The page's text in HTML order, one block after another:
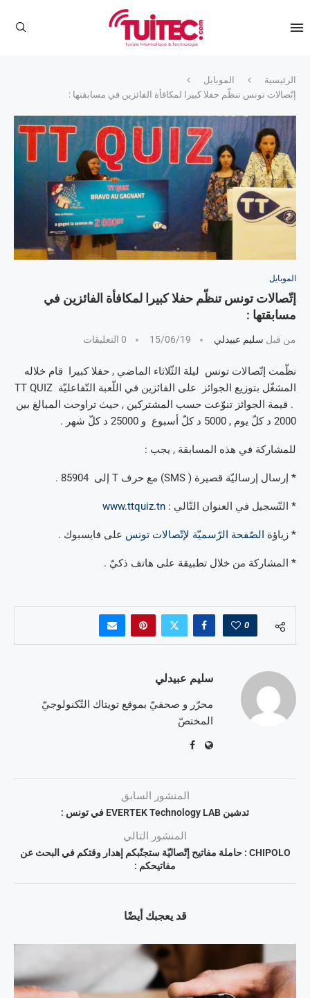
الرئيسية
الموبايل
إتّصالات تونس تنظّم حفلا كبيرا لمكافأة الفائزين في مسابقتها :
الموبايل
إتّصالات تونس تنظّم حفلا كبيرا لمكافأة الفائزين في
مسابقتها :
من قبل سليم عبيدلي 15/06/19 0 التعليقات
نظّمت إتّصالات تونس ليلة الثّلاثاء الماضي , حفلا كبيرا قام خلاله
المشغّل بتوزيع الجوائز على الفائزين في اللّعبة التّفاعليّة TT QUIZ
. قيمة الجوائز تنوّعت حسب المشتركين , حيث تراوحت المبالغ بين
2000 د كلّ يوم , 5000 د كلّ أسبوع و 25000 د كلّ شهر .
للمشاركة في هذه المسابقة , يجب :
* إرسال إرساليّة قصيرة ( SMS) مع حرف T إلى 85904 .
* التّسجيل في العنوان التّالي : www.ttquiz.tn
* زياؤة الصّفحة الرّسميّة لإتّصالات تونس على فايسبوك .
* المشاركة من خلال تطبيقة على هاتف ذكيّ .
0
سليم عبيدلي
محرّر و صحفيّ بموقع تويتاك التّكنولوجيّ
المختصّ
المنشور السابق
تدشين EVERTEK Technology LAB في تونس :
المنشور التالي
CHIPOLO : حاملة مفاتيح إتّصاليّة ستجنّبكم إهدار وقتكم في البحث عن
مفاتيحكم :
قد يعجبك أيضًا